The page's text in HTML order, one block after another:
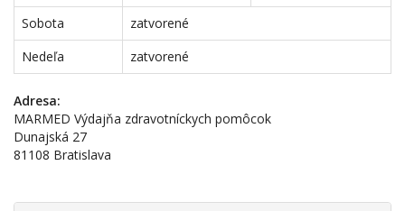
Sobota
zatvorené
Nedeľa
zatvorené
Adresa:
MARMED Výdajňa zdravotníckych pomôcok
Dunajská 27
81108 Bratislava